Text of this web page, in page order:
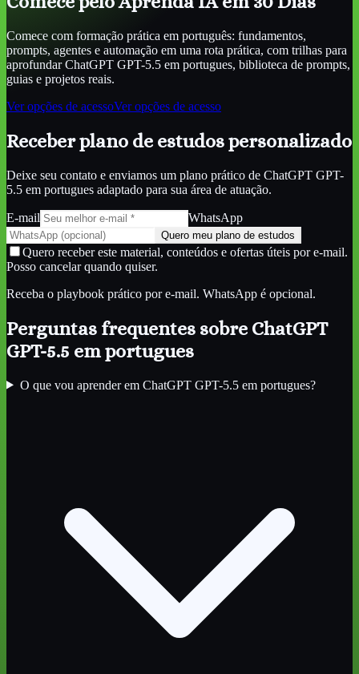
Comece com formação prática em português: fundamentos,
prompts, agentes e automação em uma rota prática, com trilhas para
aprofundarChatGPT GPT-5.5 em portugues, biblioteca de prompts,
guias e projetos reais.
Ver opções de acessoVer opções de acesso
Receber plano de estudos personalizado
Deixe seu contato e enviamos um plano prático de ChatGPT GPT-
5.5 em portugues adaptado para sua área de atuação.
E-mail WhatsApp
Quero meu plano de estudos
Quero receber este material, conteúdos e ofertas úteis por e-mail.
Posso cancelar quando quiser.
Receba o playbook prático por e-mail. WhatsApp é opcional.
Perguntas frequentes sobre ChatGPT
GPT-5.5 em portugues
O que vou aprender em ChatGPT GPT-5.5 em portugues?